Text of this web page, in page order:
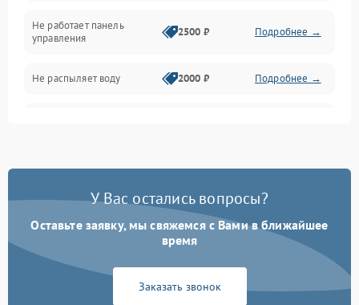
Гигиена
Программное обеспечение
Не работает панель
управления
2500 ₽ Подробнее →
Не распыляет воду 2000 ₽ Подробнее →
Проблемы с набором
Не работает сушилка 2100 ₽ Подробнее →
Сбои в работе таймера 1700 ₽
У Вас остались вопросы?
Оставьте заявку, мы свяжемся с Вами в ближайшее
время
Заказать звонок